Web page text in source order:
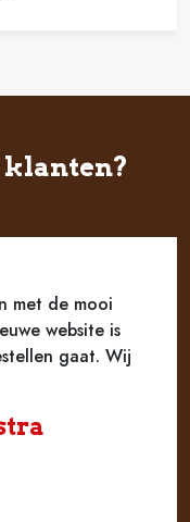
klanten?
met de mooi
website is
gaat. Wij